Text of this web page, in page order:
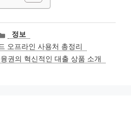
카
테
고
리
정보
오프라인 사용처 총정리
권의 혁신적인 대출 상품 소개